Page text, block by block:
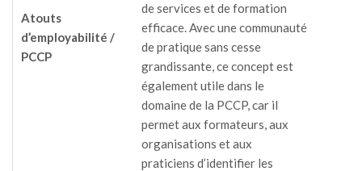
Atouts
d’employabilité /
PCCP
de services et de formation
efficace. Avec une communauté
de pratique sans cesse
grandissante, ce concept est
également utile dans le
domaine de la PCCP, car il
permet aux formateurs, aux
organisations et aux
praticiens d’identifier les